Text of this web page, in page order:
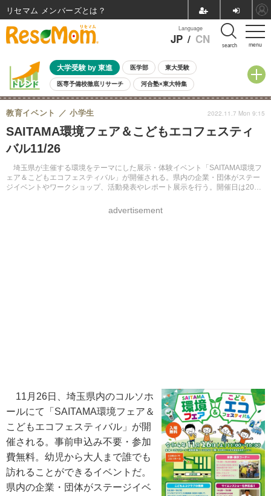
menu
Language
JP / CN search
大学受験 by 東進 医学部 東大受験
医専予備校徹底リサーチ 河合塾×東大特集
親子で考える大学選び 高校受験 中学受験 小学校受験
共通テスト 夏休み
8月開催イベント・WS 全国公立高校 過去問 人気記事
自由研究教材（小学生向け）
SAITAMA環境フェア＆こどもエコフェスティ
バル11/26
埼玉県が主催する環境をテーマにした展示・体験イベント「SAITAMA環境フ
ェア＆こどもエコフェスティバル」が開催される。県内の企業・団体がステー
ジイベントやワークショップ、活動発表やレポート展示を行う。開催日は2022
教育イベント 小学生
advertisement
2022.11.7 Mon 9:15
11月26日、埼玉県内のコルソホ
ールにて「SAITAMA環境フェア＆
こどもエコフェスティバル」が開
催される。事前申込み不要・参加
費無料。幼児から大人まで誰でも
訪れることができるイベントだ。
県内の企業・団体がステージイベ
リセマム メンバーズ